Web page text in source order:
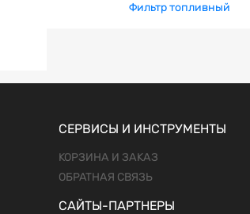
Фильтр топливный
СЕРВИСЫ И ИНСТРУМЕНТЫ
КОРЗИНА И ЗАКАЗ
ОБРАТНАЯ СВЯЗЬ
САЙТЫ-ПАРТНЕРЫ